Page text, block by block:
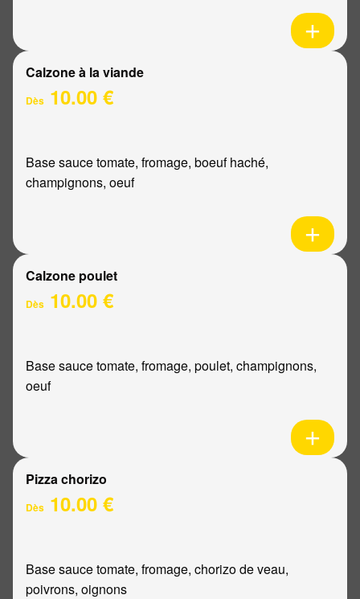
Calzone à la viande
Dès 10.00 €
Base sauce tomate, fromage, boeuf haché,
champignons, oeuf
Calzone poulet
Dès 10.00 €
Base sauce tomate, fromage, poulet, champignons,
oeuf
Pizza chorizo
Dès 10.00 €
Base sauce tomate, fromage, chorizo de veau,
poivrons, oignons